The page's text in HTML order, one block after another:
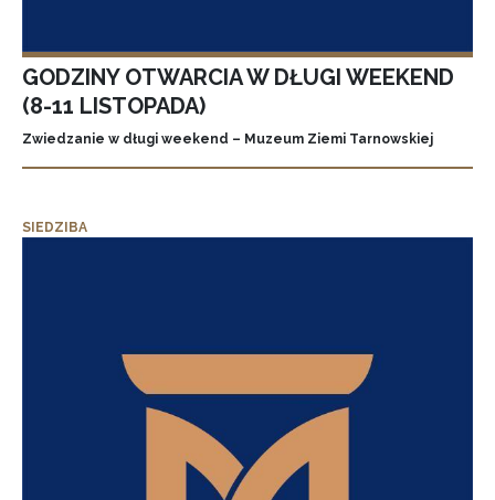
GODZINY OTWARCIA W DŁUGI WEEKEND
(8-11 LISTOPADA)
Zwiedzanie w długi weekend – Muzeum Ziemi Tarnowskiej
SIEDZIBA